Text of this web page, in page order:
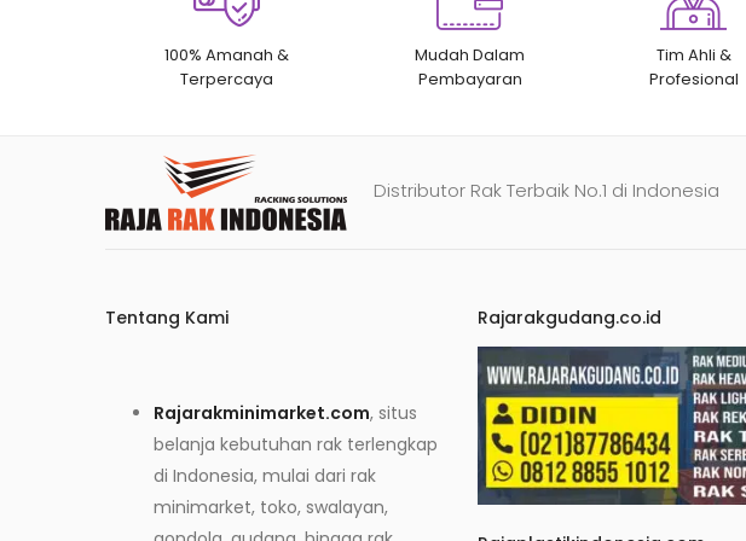
100% Amanah &
Terpercaya
Mudah Dalam
Pembayaran
Tim Ahli &
Profesional
Distributor Rak Terbaik No.1 di Indonesia
Tentang Kami
Rajarakminimarket.com, situs
belanja kebutuhan rak terlengkap
di Indonesia, mulai dari rak
minimarket, toko, swalayan,
Rajarakgudang.co.id